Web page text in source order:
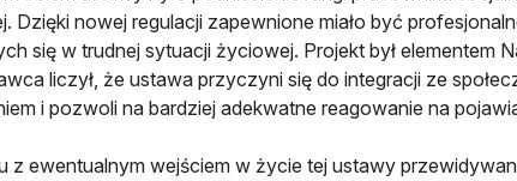
Dzięki nowej regulacji zapewnione miało być
się w trudnej sytuacji życiowej. Projekt był elementem
liczył, że ustawa przyczyni się do integracji ze
i pozwoli na bardziej adekwatne reagowanie na
z ewentualnym wejściem w życie tej ustawy